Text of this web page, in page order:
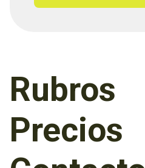
Rubros
Precios